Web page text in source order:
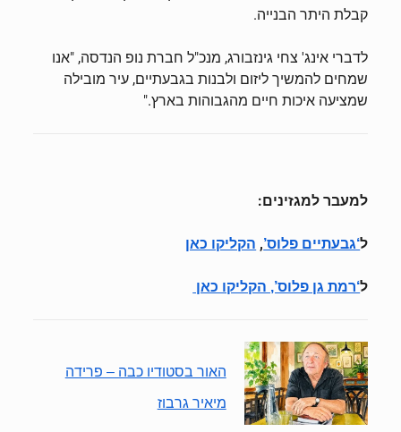
קבלת היתר הבנייה.
לדברי אינג' צחי גינזבורג, מנכ"ל חברת נופ הנדסה, "אנו
שמחים להמשיך ליזום ולבנות בגבעתיים, עיר מובילה
שמציעה איכות חיים מהגבוהות בארץ."
למעבר למגזינים:
ל‘גבעתיים פלוס’, הקליקו כאן
ל‘רמת גן פלוס’, הקליקו כאן
האור בסטודיו כבה – פרידה
מיאיר גרבוז